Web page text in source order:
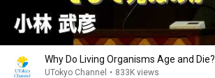
Why Do Living Organisms Age and Die?
UTokyo Channel • 833K views